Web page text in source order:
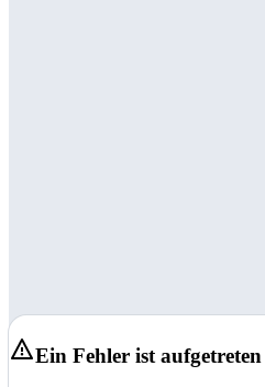
Ein Fehler ist